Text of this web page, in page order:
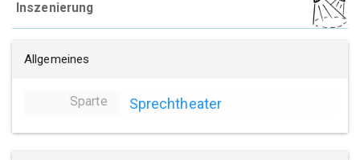
Inszenierung
Allgemeines
Sparte Sprechtheater